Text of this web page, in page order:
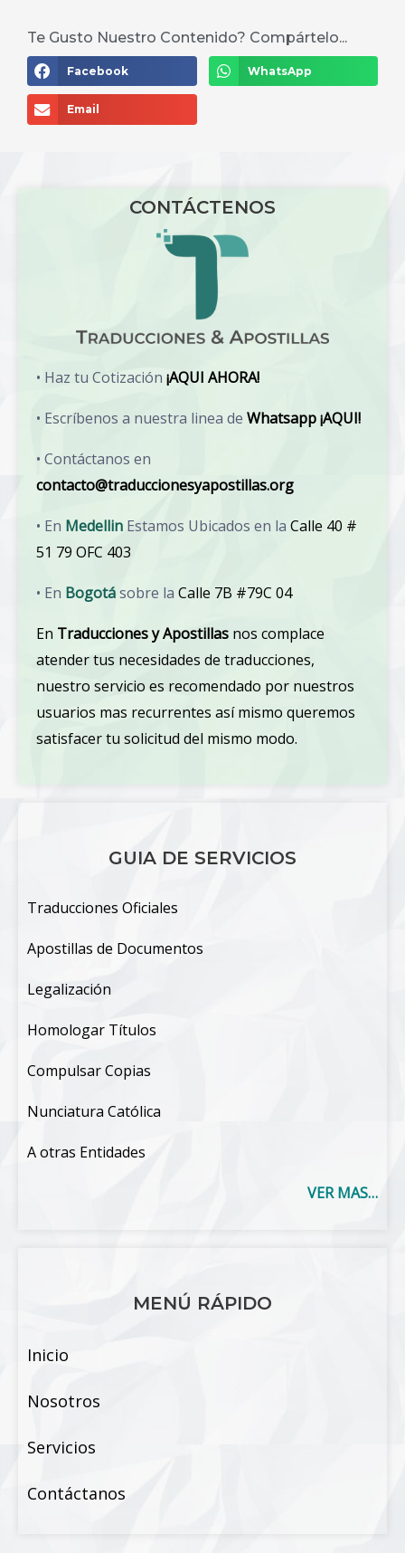
Te Gusto Nuestro Contenido? Compártelo...
Facebook WhatsApp
Email
CONTÁCTENOS
• Haz tu Cotización ¡AQUI AHORA!
• Escríbenos a nuestra linea de Whatsapp ¡AQUI!
• Contáctanos en
contacto@traduccionesyapostillas.org
• En Medellin Estamos Ubicados en la Calle 40 #
51 79 OFC 403
• En Bogotásobre la Calle 7B #79C 04
En Traducciones y Apostillas nos complace
atender tus necesidades de traducciones,
nuestro servicio es recomendado por nuestros
usuarios mas recurrentes así mismo queremos
satisfacer tu solicitud del mismo modo.
GUIA DE SERVICIOS
Traducciones Oficiales
Apostillas de Documentos
Legalización
Homologar Títulos
Compulsar Copias
Nunciatura Católica
A otras Entidades
VER MAS…
MENÚ RÁPIDO
Inicio
Nosotros
Servicios
Contáctanos